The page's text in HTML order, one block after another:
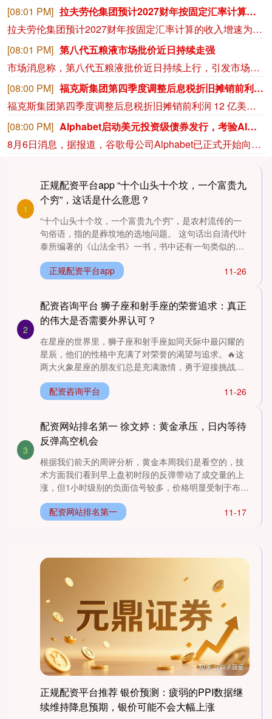
[08:01 PM]
拉夫劳伦集团预计2027财年按固定汇率计算的收入增速为5%-6%。
拉夫劳伦集团预计2027财年按固定汇率计算的收入增速为5%-6%。
[08:01 PM] 第八代五粮液市场批价近日持续走强
市场消息称，第八代五粮液批价近日持续上行，引发市场广泛关注。在第三方报价平台上注意到，自8月4日起，第八代五粮液市场批价迎来明显跳涨，单瓶价格从前期730元攀升至745元。与此同时，国内多省市市场价格同步走高，有市场消息显示，河南、河北、上海、四川、山东等市场的第八代五粮液批价已集体突破760元/瓶，单周最高涨幅超30元/瓶。针对价格上涨，有四川的渠道商表示，主要系公司渠道政策出现部分调整，但明确并非停货。（每经网）
[08:00 PM]
福克斯集团第四季度调整后息税折旧摊销前利润 12 亿美元，市场预期 10.3 亿美元。
福克斯集团第四季度调整后息税折旧摊销前利润 12 亿美元，市场预期 10.3 亿美元。
[08:00 PM]
Alphabet启动美元投资级债券发行，考验AI债市承接力
8月6日消息，据报道，谷歌母公司Alphabet已正式开始向市场推介一笔美元投资级债券发行计划。此前，该公司上调了2026年资本支出预测，一度引发AI相关债务资产的抛售，本次发债将直接考验投资者的市场承接意愿。据悉，Alphabet本次拟发行的债券最多可分为10个部分，到期期限涵盖2年至40年不等。其中，针对期限最长的40年期债券，初始询价收益率较美国国债收益率高出约1.55个百分点。
1
正规配资平台app “十个山头十个坟，一个富贵九
个穷”，这话是什么意思？
“十个山头十个坟，一个富贵九个穷”，是农村流传的一
句俗语，指的是葬坟地的选地问题。 这句话出自清代叶
泰所编著的《山法全书》一书，书中还有一句类似的
话，即“一个山....
11-26
正规配资平台app
2
配资咨询平台 狮子座和射手座的荣誉追求：真正
的伟大是否需要外界认可？
在星座的世界里，狮子座和射手座如同天际中最闪耀的
星辰，他们的性格中充满了对荣誉的渴望与追求。🔥这
两大火象星座的朋友们总是充满激情，勇于迎接挑战，
向往伟大的成就。....
11-26
配资咨询平台
3
配资网站排名第一 徐文婷：黄金承压，日内等待
反弹高空机会
根据我们前天的周评分析，黄金本周我们是看空的，技
术方面我们看到早上盘初时段的反弹带动了成交量的上
涨，但1小时级别的负面信号较多，价格明显受制于布林
中轨(4100....
11-17
配资网站排名第一
正规配资平台推荐 银价预测：疲弱的PPI数据继
续维持降息预期，银价可能不会大幅上涨
上证综指 3900.35 +21.92 +0.57%